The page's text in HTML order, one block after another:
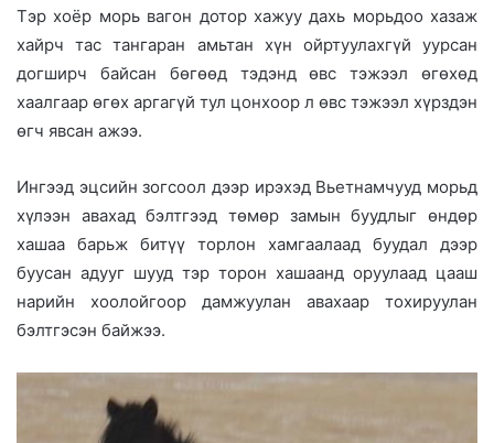
Тэр хоёр морь вагон дотор хажуу дахь морьдоо хазаж
хайрч тас тангаран амьтан хүн ойртуулахгүй уурсан
догширч байсан бөгөөд тэдэнд өвс тэжээл өгөхөд
хаалгаар өгөх аргагүй тул цонхоор л өвс тэжээл хүрздэн
өгч явсан ажээ.
Ингээд эцсийн зогсоол дээр ирэхэд Вьетнамчууд морьд
хүлээн авахад бэлтгээд төмөр замын буудлыг өндөр
хашаа барьж битүү торлон хамгаалаад буудал дээр
буусан адууг шууд тэр торон хашаанд оруулаад цааш
нарийн хоолойгоор дамжуулан авахаар тохируулан
бэлтгэсэн байжээ.